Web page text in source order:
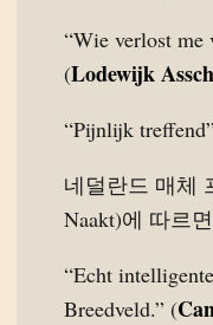
“Wie verlost
(Lodewijk
“Pijnlijk
네덜란드 매체
Naakt)에 따르
“Echt
Breedveld.” (